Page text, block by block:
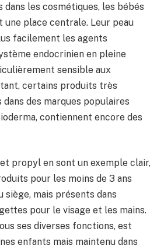
dans les cosmétiques, les bébés
place centrale. Leur peau
facilement les agents
endocrinien en pleine
sensible aux
certains produits très
des marques populaires
contiennent encore des
propyl en sont un exemple clair,
pour les moins de 3 ans
siège, mais présents dans
pour le visage et les mains.
ses diverses fonctions, est
enfants mais maintenu dans